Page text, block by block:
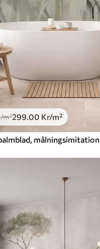
/m²299.00 Kr/m²
målningsimitation